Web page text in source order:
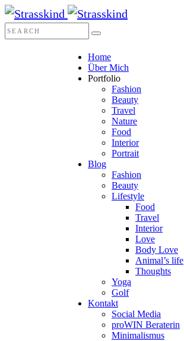
Home
Über Mich
Portfolio
Fashion
Beauty
Travel
Nature
Food
Interior
Portrait
Blog
Fashion
Beauty
Lifestyle
Food
Travel
Interior
Love
Body Love
Animal’s life
Thoughts
Yoga
Golf
Kontakt
Social Media
proWIN Beraterin
Minimalismus